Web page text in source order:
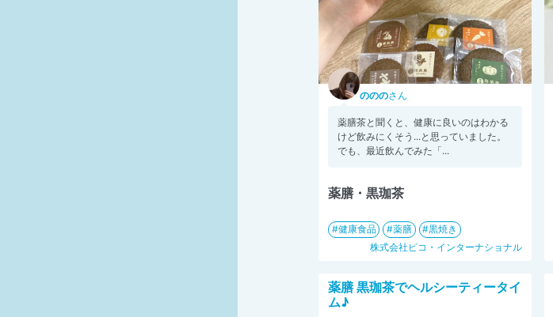
のののさん
薬膳茶と聞くと、健康に良いのはわかる
けど飲みにくそう...と思っていました。
でも、最近飲んでみた「...
薬膳・黒珈茶
健康食品 薬膳
黒焼き
株式会社ピコ・インターナショナル
薬膳 黒珈茶でヘルシーティータイ
ム♪